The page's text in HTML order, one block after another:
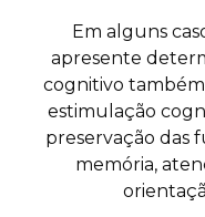
Em alguns
apresente
cognitivo
estimulação
preservação das
memória,